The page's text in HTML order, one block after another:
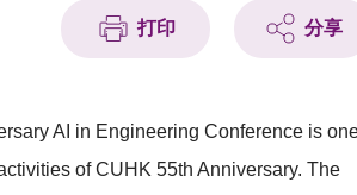
打印 分享
AI in Engineering Conference is
of CUHK 55th Anniversary. The